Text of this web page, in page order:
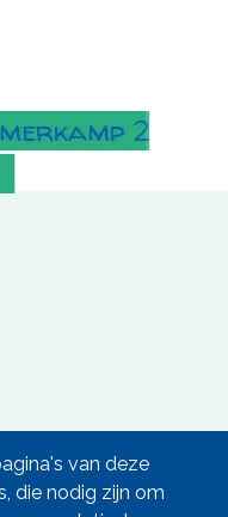
1
2
van deze
die nodig zijn om